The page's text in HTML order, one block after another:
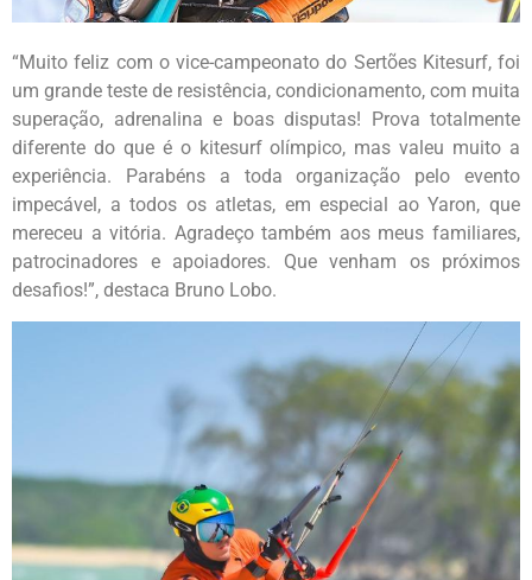
“Muito feliz com o vice-campeonato do Sertões Kitesurf, foi
um grande teste de resistência, condicionamento, com muita
superação, adrenalina e boas disputas! Prova totalmente
diferente do que é o kitesurf olímpico, mas valeu muito a
experiência. Parabéns a toda organização pelo evento
impecável, a todos os atletas, em especial ao Yaron, que
mereceu a vitória. Agradeço também aos meus familiares,
patrocinadores e apoiadores. Que venham os próximos
desafios!”, destaca Bruno Lobo.